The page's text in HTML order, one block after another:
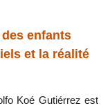
enfants
et la réalité
Koé Gutiérrez est